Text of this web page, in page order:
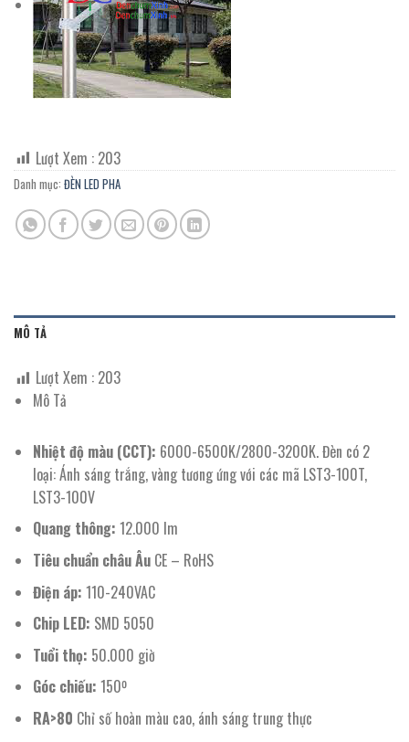
Lượt Xem : 203
Danh mục: ĐÈN LED PHA
MÔ TẢ
Lượt Xem : 203
Mô Tả
Nhiệt độ màu (CCT): 6000-6500K/2800-3200K. Đèn có 2
loại: Ánh sáng trắng, vàng tương ứng với các mã LST3-100T,
LST3-100V
Quang thông: 12.000 lm
Tiêu chuẩn châu ÂuCE – RoHS
Điện áp: 110-240VAC
Chip LED: SMD 5050
Tuổi thọ: 50.000 giờ
Góc chiếu: 150º
RA>80 Chỉ số hoàn màu cao, ánh sáng trung thực